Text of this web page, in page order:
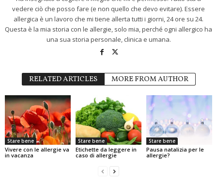
vedere ciò che posso fare (e non quello che devo evitare). Essere
allergica è un lavoro che mi tiene allerta tutti i giorni, 24 ore su 24.
Questa è la mia storia con le allergie, solo mia, perché ogni allergico ha
una sua storia personale, clinica e umana.
RELATED ARTICLES MORE FROM AUTHOR
Stare bene
Vivere con le allergie va
in vacanza
Stare bene
Etichette da leggere in
caso di allergie
Stare bene
Pausa natalizia per le
allergie?